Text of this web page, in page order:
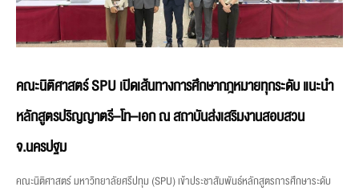
คณะนิติศาสตร์ SPU เปิดเส้นทางการศึกษากฎหมายทุกระดับ แนะนำ
หลักสูตรปริญญาตรี–โท–เอก ณ สถาบันส่งเสริมงานสอบสวน
จ.นครปฐม
คณะนิติศาสตร์ มหาวิทยาลัยศรีปทุม (SPU) เข้าประชาสัมพันธ์หลักสูตรการศึกษาระดับ